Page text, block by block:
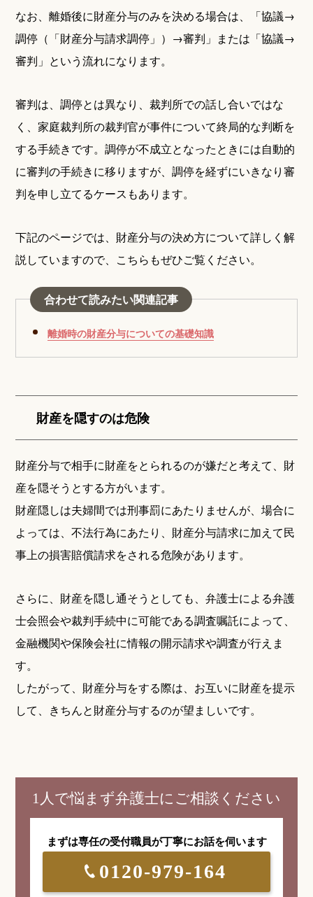
なお、離婚後に財産分与のみを決める場合は、「協議→
調停（「財産分与請求調停」）→審判」または「協議→
審判」という流れになります。
審判は、調停とは異なり、裁判所での話し合いではな
く、家庭裁判所の裁判官が事件について終局的な判断を
する手続きです。調停が不成立となったときには自動的
に審判の手続きに移りますが、調停を経ずにいきなり審
判を申し立てるケースもあります。
下記のページでは、財産分与の決め方について詳しく解
説していますので、こちらもぜひご覧ください。
合わせて読みたい関連記事
離婚時の財産分与についての基礎知識
財産を隠すのは危険
財産分与で相手に財産をとられるのが嫌だと考えて、財
産を隠そうとする方がいます。
財産隠しは夫婦間では刑事罰にあたりませんが、場合に
よっては、不法行為にあたり、財産分与請求に加えて民
事上の損害賠償請求をされる危険があります。
さらに、財産を隠し通そうとしても、弁護士による弁護
士会照会や裁判手続中に可能である調査嘱託によって、
金融機関や保険会社に情報の開示請求や調査が行えま
す。
したがって、財産分与をする際は、お互いに財産を提示
して、きちんと財産分与するのが望ましいです。
1人で悩まず弁護士にご相談ください
まずは専任の受付職員が丁寧にお話を伺います
0120-979-164